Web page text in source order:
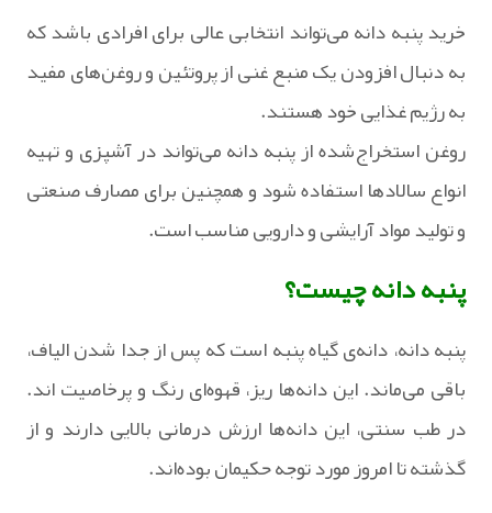
خرید پنبه دانه می‌تواند انتخابی عالی برای افرادی باشد که
به دنبال افزودن یک منبع غنی از پروتئین و روغن‌های مفید
به رژیم غذایی خود هستند.
روغن استخراج‌شده از پنبه دانه می‌تواند در آشپزی و تهیه
انواع سالادها استفاده شود و همچنین برای مصارف صنعتی
و تولید مواد آرایشی و دارویی مناسب است.
پنبه‌ دانه چیست؟
پنبه‌ دانه، دانه‌ی گیاه پنبه است که پس از جدا شدن الیاف،
باقی می‌ماند. این دانه‌ها ریز، قهوه‌ای‌ رنگ و پرخاصیت‌ اند.
در طب سنتی، این دانه‌ها ارزش درمانی بالایی دارند و از
گذشته تا امروز مورد توجه حکیمان بوده‌اند.